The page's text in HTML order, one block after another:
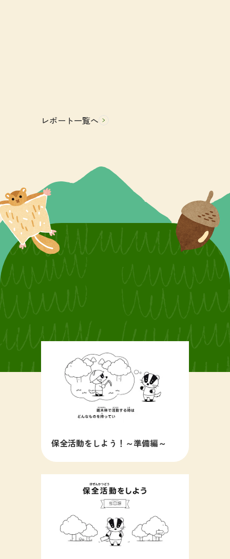
レポート一覧へ
保全活動をしよう！～準備編～